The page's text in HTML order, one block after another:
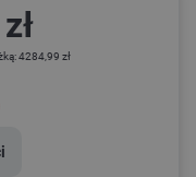
4284,99 zł